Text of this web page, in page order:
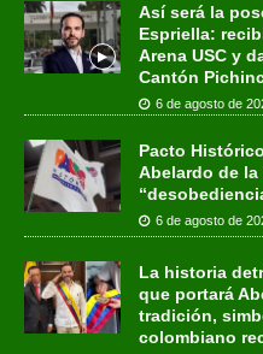
Así será la
Espriella:
Arena USC y
Cantón
6 de agosto de
Pacto
Abelardo de
6 de agosto de
La historia
que portará
tradición,
colombiano